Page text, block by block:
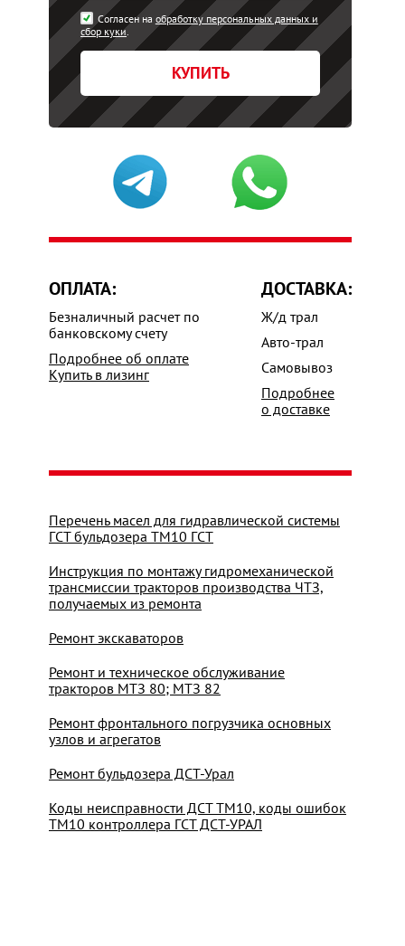
Согласен на обработку персональных данных и
сбор куки.
КУПИТЬ
ОПЛАТА:
Безналичный расчет по
банковскому счету
Подробнее об оплате
Купить в лизинг
ДОСТАВКА:
Ж/д трал
Авто-трал
Самовывоз
Подробнее
о доставке
Перечень масел для гидравлической системы
ГСТ бульдозера ТМ10 ГСТ
Инструкция по монтажу гидромеханической
трансмиссии тракторов производства ЧТЗ,
получаемых из ремонта
Ремонт экскаваторов
Ремонт и техническое обслуживание
тракторов МТЗ 80; МТЗ 82
Ремонт фронтального погрузчика основных
узлов и агрегатов
Ремонт бульдозера ДСТ-Урал
Коды неисправности ДСТ ТМ10, коды ошибок
ТМ10 контроллера ГСТ ДСТ-УРАЛ